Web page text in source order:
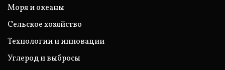
Моря и океаны
Сельское хозяйство
Технологии и инновации
Углерод и выбросы